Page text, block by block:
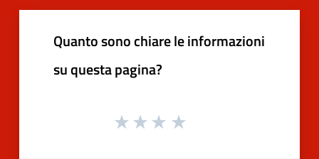
Quanto sono chiare le informazioni
su questa pagina?